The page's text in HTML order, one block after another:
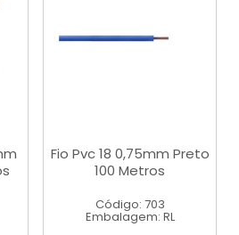
Fio Pvc 18 0,75mm Preto
100 Metros
Código: 703
Embalagem: RL